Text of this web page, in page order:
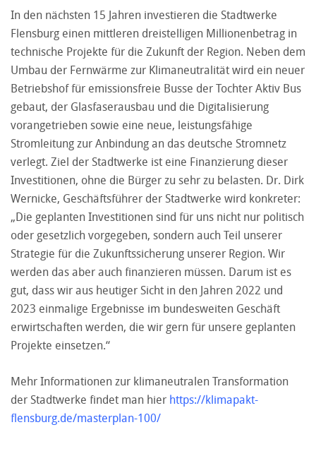
In den nächsten 15 Jahren investieren die Stadtwerke
Flensburg einen mittleren dreistelligen Millionenbetrag in
technische Projekte für die Zukunft der Region. Neben dem
Umbau der Fernwärme zur Klimaneutralität wird ein neuer
Betriebshof für emissionsfreie Busse der Tochter Aktiv Bus
gebaut, der Glasfaserausbau und die Digitalisierung
vorangetrieben sowie eine neue, leistungsfähige
Stromleitung zur Anbindung an das deutsche Stromnetz
verlegt. Ziel der Stadtwerke ist eine Finanzierung dieser
Investitionen, ohne die Bürger zu sehr zu belasten. Dr. Dirk
Wernicke, Geschäftsführer der Stadtwerke wird konkreter:
„Die geplanten Investitionen sind für uns nicht nur politisch
oder gesetzlich vorgegeben, sondern auch Teil unserer
Strategie für die Zukunftssicherung unserer Region. Wir
werden das aber auch finanzieren müssen. Darum ist es
gut, dass wir aus heutiger Sicht in den Jahren 2022 und
2023 einmalige Ergebnisse im bundesweiten Geschäft
erwirtschaften werden, die wir gern für unsere geplanten
Projekte einsetzen.“
Mehr Informationen zur klimaneutralen Transformation
der Stadtwerke findet man hier https://klimapakt-
flensburg.de/masterplan-100/